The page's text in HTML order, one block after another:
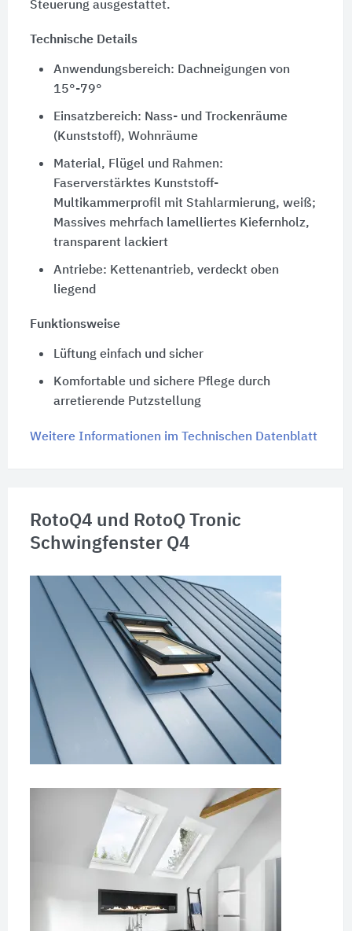
Steuerung ausgestattet.
Technische Details
Anwendungsbereich: Dachneigungen von
15°-79°
Einsatzbereich: Nass- und Trockenräume
(Kunststoff), Wohnräume
Material, Flügel und Rahmen:
Faserverstärktes Kunststoff-
Multikammerprofil mit Stahlarmierung, weiß;
Massives mehrfach lamelliertes Kiefernholz,
transparent lackiert
Antriebe: Kettenantrieb, verdeckt oben
liegend
Funktionsweise
Lüftung einfach und sicher
Komfortable und sichere Pflege durch
arretierende Putzstellung
Weitere Informationen im Technischen Datenblatt
RotoQ4 und RotoQ Tronic
Schwingfenster Q4